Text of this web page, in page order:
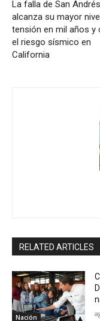
La falla de San Andrés
alcanza su mayor
tensión en mil años y
el riesgo sísmico en
California
RELATED ARTICLES
Nación